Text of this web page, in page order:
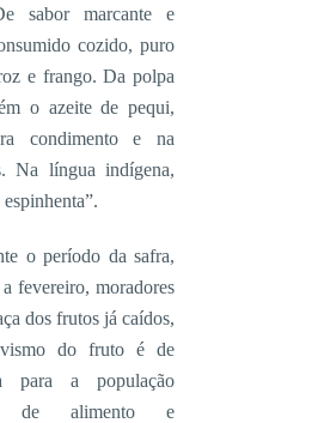
sabor marcante e
cozido, puro
e frango. Da polpa
o azeite de pequi,
condimento e na
Na língua indígena,
o período da safra,
fevereiro, moradores
dos frutos já caídos,
do fruto é de
para a população
de alimento e